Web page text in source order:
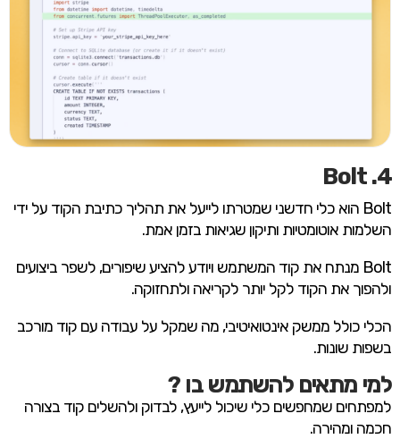
4. Bolt
Bolt הוא כלי חדשני שמטרתו לייעל את תהליך כתיבת הקוד על ידי
השלמות אוטומטיות ותיקון שגיאות בזמן אמת.
Bolt מנתח את קוד המשתמש ויודע להציע שיפורים, לשפר ביצועים
ולהפוך את הקוד לקל יותר לקריאה ולתחזוקה.
הכלי כולל ממשק אינטואיטיבי, מה שמקל על עבודה עם קוד מורכב
בשפות שונות.
למי מתאים להשתמש בו ?
למפתחים שמחפשים כלי שיכול לייעץ, לבדוק ולהשלים קוד בצורה
חכמה ומהירה.